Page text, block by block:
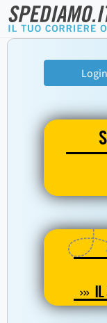
Login
IL